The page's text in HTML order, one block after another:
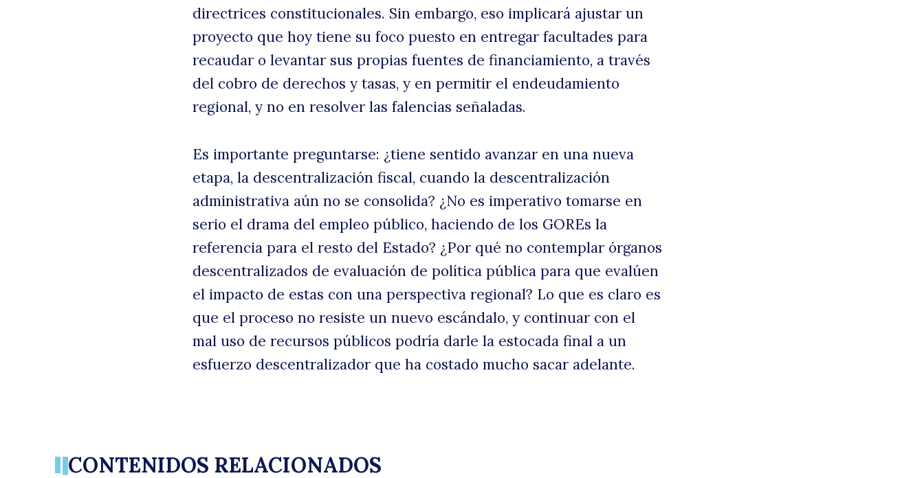
directrices constitucionales. Sin embargo, eso implicará ajustar un
proyecto que hoy tiene su foco puesto en entregar facultades para
recaudar o levantar sus propias fuentes de financiamiento, a través
del cobro de derechos y tasas, y en permitir el endeudamiento
regional, y no en resolver las falencias señaladas.
Es importante preguntarse: ¿tiene sentido avanzar en una nueva
etapa, la descentralización fiscal, cuando la descentralización
administrativa aún no se consolida? ¿No es imperativo tomarse en
serio el drama del empleo público, haciendo de los GOREs la
referencia para el resto del Estado? ¿Por qué no contemplar órganos
descentralizados de evaluación de política pública para que evalúen
el impacto de estas con una perspectiva regional? Lo que es claro es
que el proceso no resiste un nuevo escándalo, y continuar con el
mal uso de recursos públicos podría darle la estocada final a un
esfuerzo descentralizador que ha costado mucho sacar adelante.
CONTENIDOS RELACIONADOS